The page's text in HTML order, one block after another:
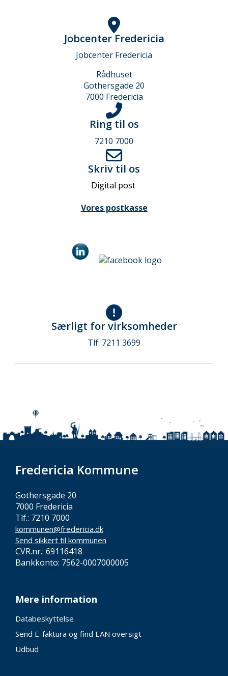
Jobcenter Fredericia
Jobcenter Fredericia
Rådhuset
Gothersgade 20
7000 Fredericia
Ring til os
7210 7000
Skriv til os
Digital post
Vores postkasse
Særligt for virksomheder
Tlf: 7211 3699
Fredericia Kommune
Gothersgade 20
7000 Fredericia
Tlf.: 7210 7000
kommunen@fredericia.dk
Send sikkert til kommunen
CVR.nr.: 69116418
Bankkonto: 7562-0007000005
Mere information
Databeskyttelse
Send E-faktura og find EAN oversigt
Udbud